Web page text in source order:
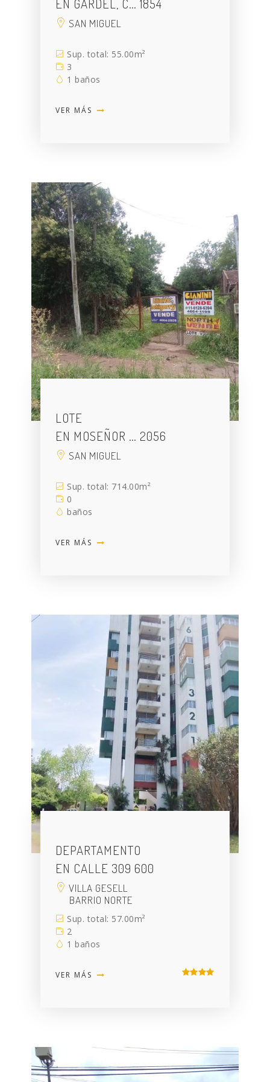
EN GARDEL, C… 1854
SAN MIGUEL
Sup. total: 55.00m²
3
1 baños
VER MÁS
LOTE
EN MOSEÑOR … 2056
SAN MIGUEL
Sup. total: 714.00m²
0
baños
VER MÁS
DEPARTAMENTO
EN CALLE 309 600
VILLA GESELL
BARRIO NORTE
Sup. total: 57.00m²
2
1 baños
VER MÁS